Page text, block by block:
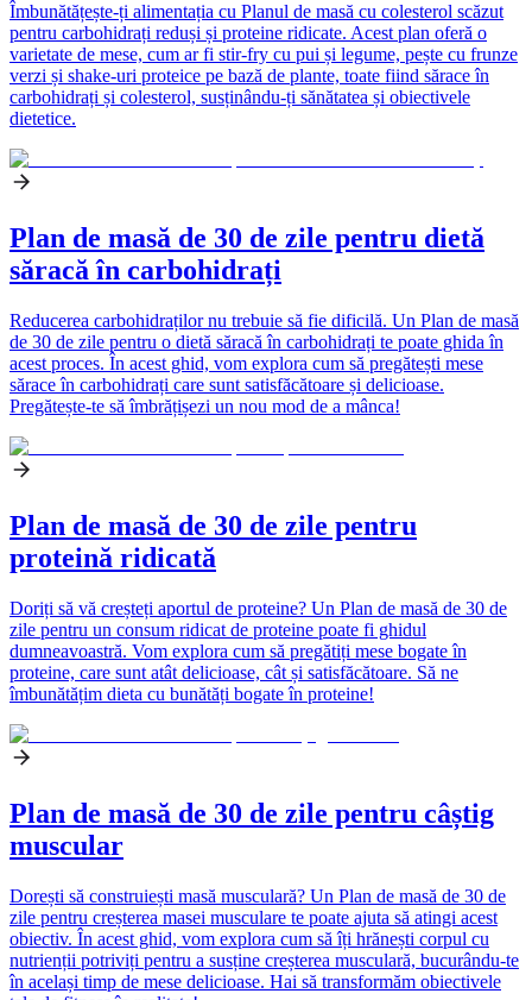
Îmbunătățește-ți alimentația cu Planul de masă cu colesterol scăzut
pentru carbohidrați reduși și proteine ridicate. Acest plan oferă o
varietate de mese, cum ar fi stir-fry cu pui și legume, pește cu frunze
verzi și shake-uri proteice pe bază de plante, toate fiind sărace în
carbohidrați și colesterol, susținându-ți sănătatea și obiectivele
dietetice.
Plan de masă de 30 de zile pentru dietă
săracă în carbohidrați
Reducerea carbohidraților nu trebuie să fie dificilă. Un Plan de masă
de 30 de zile pentru o dietă săracă în carbohidrați te poate ghida în
acest proces. În acest ghid, vom explora cum să pregătești mese
sărace în carbohidrați care sunt satisfăcătoare și delicioase.
Pregătește-te să îmbrățișezi un nou mod de a mânca!
Plan de masă de 30 de zile pentru
proteină ridicată
Doriți să vă creșteți aportul de proteine? Un Plan de masă de 30 de
zile pentru un consum ridicat de proteine poate fi ghidul
dumneavoastră. Vom explora cum să pregătiți mese bogate în
proteine, care sunt atât delicioase, cât și satisfăcătoare. Să ne
îmbunătățim dieta cu bunătăți bogate în proteine!
Plan de masă de 30 de zile pentru câștig
muscular
Dorești să construiești masă musculară? Un Plan de masă de 30 de
zile pentru creșterea masei musculare te poate ajuta să atingi acest
obiectiv. În acest ghid, vom explora cum să îți hrănești corpul cu
nutrienții potriviți pentru a susține creșterea musculară, bucurându-te
în același timp de mese delicioase. Hai să transformăm obiectivele